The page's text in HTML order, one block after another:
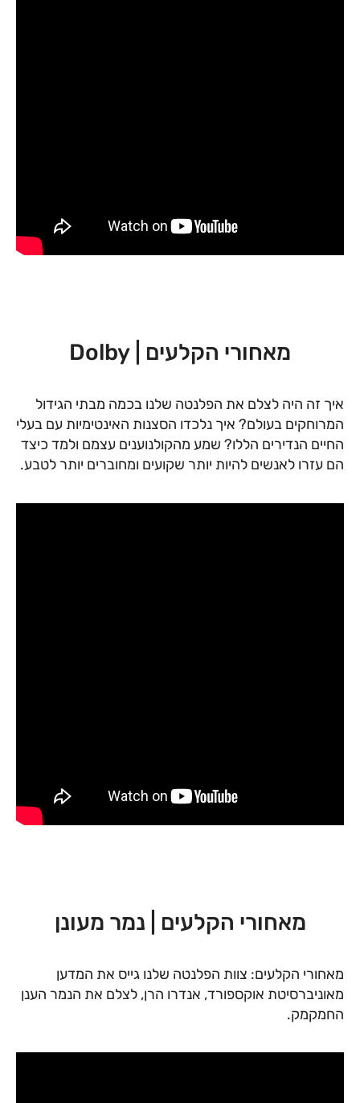
מאחורי הקלעים | Dolby
איך זה היה לצלם את הפלנטה שלנו בכמה מבתי הגידול
המרוחקים בעולם? איך נלכדו הסצנות האינטימיות עם בעלי
החיים הנדירים הללו? שמע מהקולנוענים עצמם ולמד כיצד
הם עזרו לאנשים להיות יותר שקועים ומחוברים יותר לטבע.
מאחורי הקלעים | נמר מעונן
מאחורי הקלעים: צוות הפלנטה שלנו גייס את המדען
מאוניברסיטת אוקספורד, אנדרו הרן, לצלם את הנמר הענן
החמקמק.